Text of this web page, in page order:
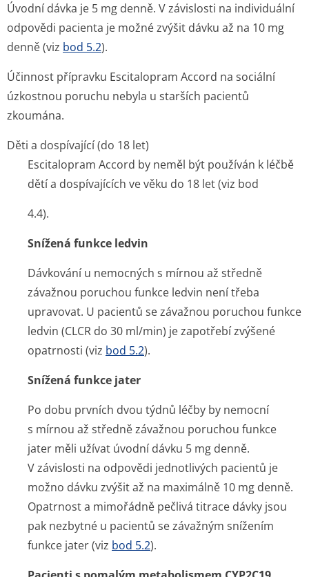
Úvodní dávka je 5 mg denně. V závislosti na individuální
odpovědi pacienta je možné zvýšit dávku až na 10 mg
denně (viz bod 5.2).
Účinnost přípravku Escitalopram Accord na sociální
úzkostnou poruchu nebyla u starších pacientů
zkoumána.
Děti a dospívající (do 18 let)
Escitalopram Accord by neměl být používán k léčbě
dětí a dospívajících ve věku do 18 let (viz bod
4.4).
Snížená funkce ledvin
Dávkování u nemocných s mírnou až středně
závažnou poruchou funkce ledvin není třeba
upravovat. U pacientů se závažnou poruchou funkce
ledvin (CLCR do 30 ml/min) je zapotřebí zvýšené
opatrnosti (viz bod 5.2).
Snížená funkce jater
Po dobu prvních dvou týdnů léčby by nemocní
s mírnou až středně závažnou poruchou funkce
jater měli užívat úvodní dávku 5 mg denně.
V závislosti na odpovědi jednotlivých pacientů je
možno dávku zvýšit až na maximálně 10 mg denně.
Opatrnost a mimořádně pečlivá titrace dávky jsou
pak nezbytné u pacientů se závažným snížením
funkce jater (viz bod 5.2).